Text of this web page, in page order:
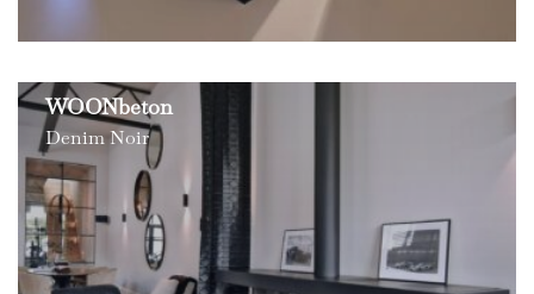
WOONbeton
Denim Noir